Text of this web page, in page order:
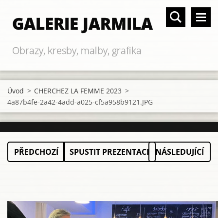
GALERIE JARMILA
Obrazy, kresby, malby, grafika
Úvod > CHERCHEZ LA FEMME 2023 >
4a87b4fe-2a42-4add-a025-cf5a958b9121.JPG
PŘEDCHOZÍ SPUSTIT PREZENTACI NÁSLEDUJÍCÍ